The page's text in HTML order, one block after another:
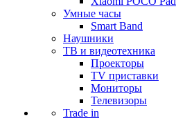
Умные часы
Smart Band
Наушники
ТВ и видеотехника
Проекторы
TV приставки
Мониторы
Телевизоры
Trade in